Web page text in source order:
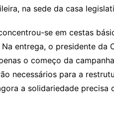
na sede da casa
se em cestas
entrega, o presidente da
o começo da
necessários para a
a solidariedade precisa